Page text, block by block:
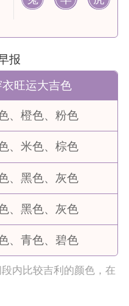
报
衣旺运大吉色
、 橙色、 粉色
、 米色、 棕色
、 黑色、 灰色
、 黑色、 灰色
、 青色、 碧色
内比较吉利的颜色，在